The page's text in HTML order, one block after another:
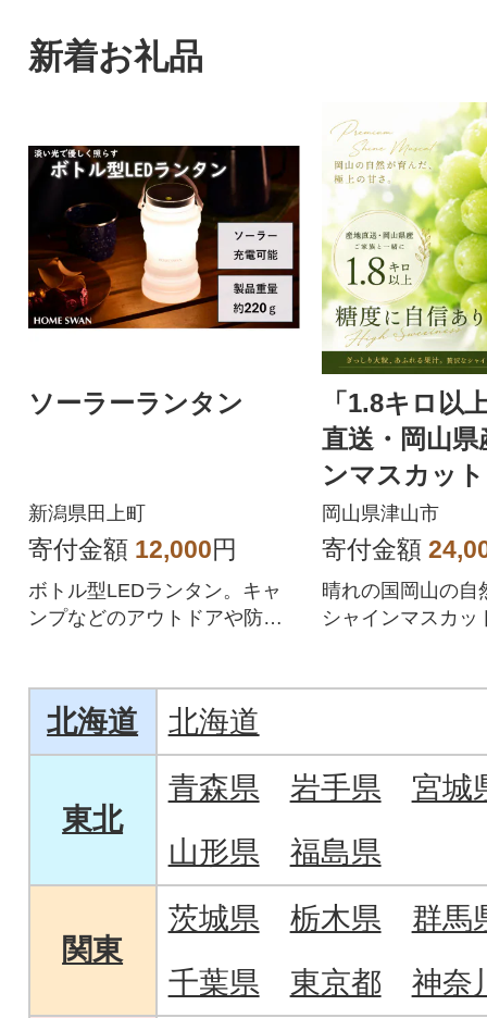
新着お礼品
ソーラーランタン
新潟県田上町
寄付金額 12,000円
ボトル型LEDランタン。キャ
ンプなどのアウトドアや防災
「1.8キロ以
直送・岡山
ンマスカット
岡山県津山市
寄付金額
晴れの国岡山の自
シャインマスカッ
北海道 北海道
東北
青森県 岩手県
宮城
山形県
福島県
関東
茨城県 栃木県
群馬
千葉県
東京都 神奈